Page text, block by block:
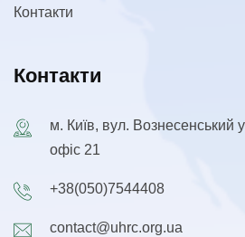
Контакти
Контакти
м. Київ, вул. Вознесенський
офіс 21
+38(050)7544408
contact@uhrc.org.ua